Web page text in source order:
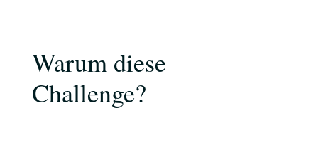
Warum diese
Challenge?